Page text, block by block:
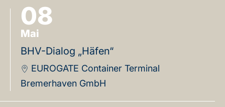
08
Mai
BHV-Dialog „Häfen“
EUROGATE Container Terminal
Bremerhaven GmbH